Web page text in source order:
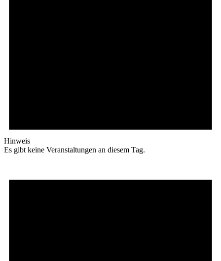
Hinweis
Es gibt keine Veranstaltungen an diesem Tag.